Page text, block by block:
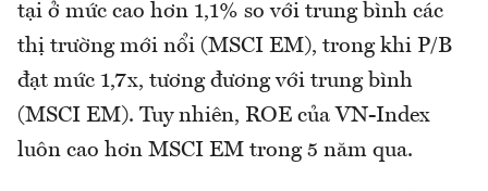
tại ở mức cao hơn 1,1% so với trung bình các
thị trường mới nổi (MSCI EM), trong khi P/B
đạt mức 1,7x, tương đương với trung bình
(MSCI EM). Tuy nhiên, ROE của VN-Index
luôn cao hơn MSCI EM trong 5 năm qua.